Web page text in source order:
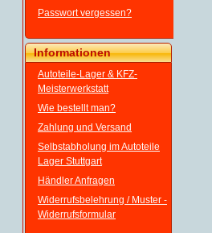
Passwort vergessen?
Informationen
Autoteile-Lager & KFZ-
Meisterwerkstatt
Wie bestellt man?
Zahlung und Versand
Selbstabholung im Autoteile
Lager Stuttgart
Händler Anfragen
Widerrufsbelehrung / Muster -
Widerrufsformular